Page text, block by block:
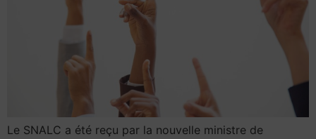
Le SNALC a été reçu par la nouvelle ministre de